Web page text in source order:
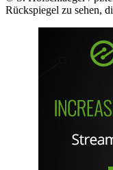
Rückspiegel zu sehen,